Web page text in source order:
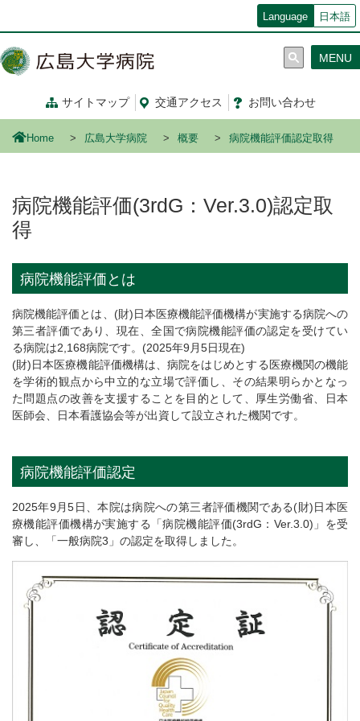
コ
ン
Language 日本語
サイトマップ 交通アクセス お問い合わせ
MENU
Home 広島大学病院 概要 病院機能評価認定取得
病院機能評価(3rdG：Ver.3.0)認定取
得
病院機能評価とは
病院機能評価とは、(財)日本医療機能評価機構が実施する病院への
第三者評価であり、現在、全国で病院機能評価の認定を受けてい
る病院は2,168病院です。(2025年9月5日現在)
(財)日本医療機能評価機構は、病院をはじめとする医療機関の機能
を学術的観点から中立的な立場で評価し、その結果明らかとなっ
た問題点の改善を支援することを目的として、厚生労働省、日本
医師会、日本看護協会等が出資して設立された機関です。
病院機能評価認定
2025年9月5日、本院は病院への第三者評価機関である(財)日本医
療機能評価機構が実施する「病院機能評価(3rdG：Ver.3.0)」を受
審し、「一般病院3」の認定を取得しました。